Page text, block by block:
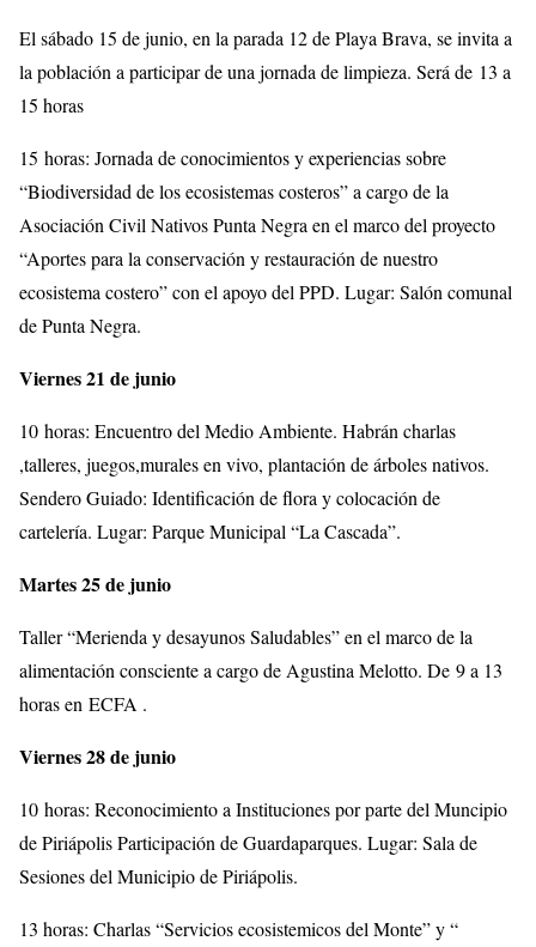
El sábado 15 de junio, en la parada 12 de Playa Brava, se invita a
la población a participar de una jornada de limpieza. Será de 13 a
15 horas
15 horas: Jornada de conocimientos y experiencias sobre
“Biodiversidad de los ecosistemas costeros” a cargo de la
Asociación Civil Nativos Punta Negra en el marco del proyecto
“Aportes para la conservación y restauración de nuestro
ecosistema costero” con el apoyo del PPD. Lugar: Salón comunal
de Punta Negra.
Viernes 21 de junio
10 horas: Encuentro del Medio Ambiente. Habrán charlas
,talleres, juegos,murales en vivo, plantación de árboles nativos.
Sendero Guiado: Identificación de flora y colocación de
cartelería. Lugar: Parque Municipal “La Cascada”.
Martes 25 de junio
Taller “Merienda y desayunos Saludables” en el marco de la
alimentación consciente a cargo de Agustina Melotto. De 9 a 13
horas en ECFA .
Viernes 28 de junio
10 horas: Reconocimiento a Instituciones por parte del Muncipio
de Piriápolis Participación de Guardaparques. Lugar: Sala de
Sesiones del Municipio de Piriápolis.
13 horas: Charlas “Servicios ecosistemicos del Monte” y “